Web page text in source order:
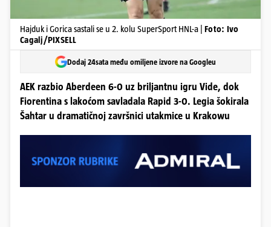
Hajduk i Gorica sastali se u 2. kolu SuperSport HNL-a | Foto: Ivo
Cagalj/PIXSELL
Dodaj 24sata među omiljene izvore na Googleu
AEK razbio Aberdeen 6-0 uz briljantnu igru Vide, dok
Fiorentina s lakoćom savladala Rapid 3-0. Legia šokirala
Šahtar u dramatičnoj završnici utakmice u Krakowu